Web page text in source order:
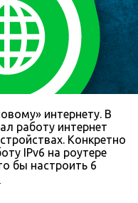
интернету. В
работу интернет
Конкретно
IPv6 на роутере
бы настроить 6